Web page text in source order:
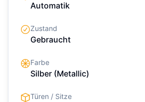
Automatik
Zustand
Gebraucht
Farbe
Silber (Metallic)
Türen / Sitze